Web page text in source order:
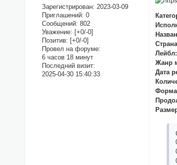
Зарегистрирован: 2023-03-09
Приглашений: 0
Сообщений: 802
Уважение: [+0/-0]
Позитив: [+0/-0]
Провел на форуме:
6 часов 18 минут
Последний визит:
2025-04-30 15:40:33
Лейбл:
Жанр
Дата